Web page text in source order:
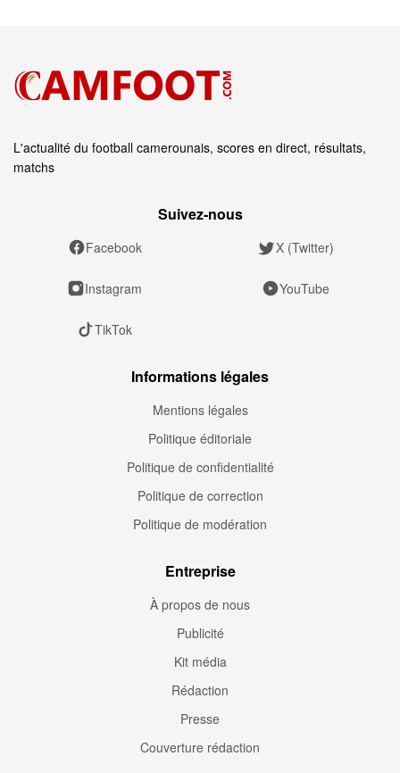
L'actualité du football camerounais, scores en direct, résultats,
matchs
Suivez‑nous
Facebook X (Twitter)
Instagram YouTube
TikTok
Informations légales
Mentions légales
Politique éditoriale
Politique de confidentialité
Politique de correction
Politique de modération
Entreprise
À propos de nous
Publicité
Kit média
Rédaction
Presse
Couverture rédaction